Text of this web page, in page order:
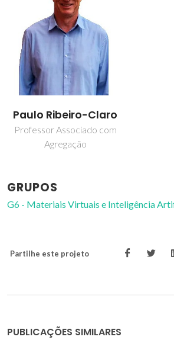
Paulo Ribeiro-Claro
Professor Associado com
Agregação
GRUPOS
G6 - Materiais Virtuais e Inteligência
Partilhe este projeto
PUBLICAÇÕES SIMILARES